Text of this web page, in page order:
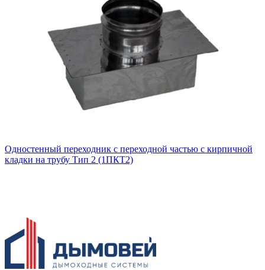
Одностенный переходник с переходной частью с кирпичной
кладки на трубу Тип 2 (1ПКТ2)